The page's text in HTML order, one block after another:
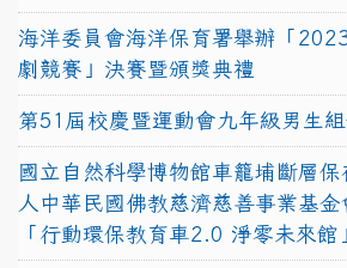
海洋委員會海洋保育署舉辦「
劇競賽」決賽暨頒獎典禮
第51屆校慶暨運動會九年級男生
國立自然科學博物館車籠埔斷層
人中華民國佛教慈濟慈善事業基金
「行動環保教育車2.0 淨零未來館